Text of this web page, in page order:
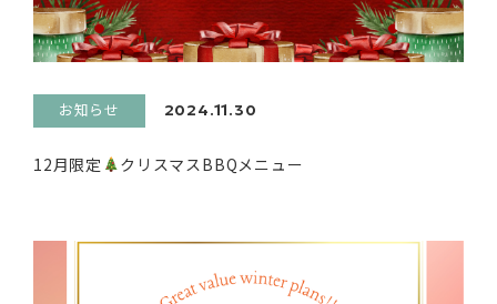
お知らせ 2024.11.30
12月限定 クリスマスBBQメニュー